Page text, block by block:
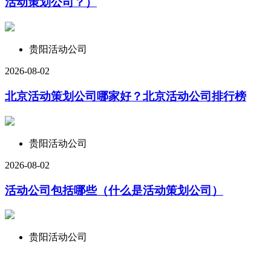
贵阳活动公司
2026-08-02
北京活动策划公司哪家好？北京活动公司排行榜
贵阳活动公司
2026-08-02
活动公司包括哪些（什么是活动策划公司）
贵阳活动公司